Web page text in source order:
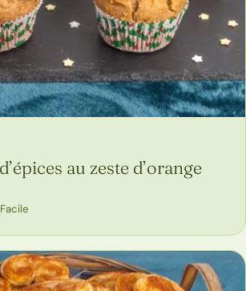
au zeste d’orange
Facile